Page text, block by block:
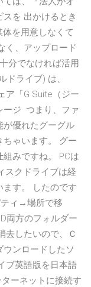
を 出かけるとき
を用意しなくて
く、アップロード
分でなければ活用
ドライブ) は、
ア「G Suite（ジー
ージ つまり、ファ
が優れたグーグル
ちゃいます。 グー
みですね。 PCは
スクドライブは経
す。 したのです
ティ→場所で移
両方のフォルダー
去したいので、Ｃ
ンロードしたソ
ブ英語版を日本語
ーネットに接続す